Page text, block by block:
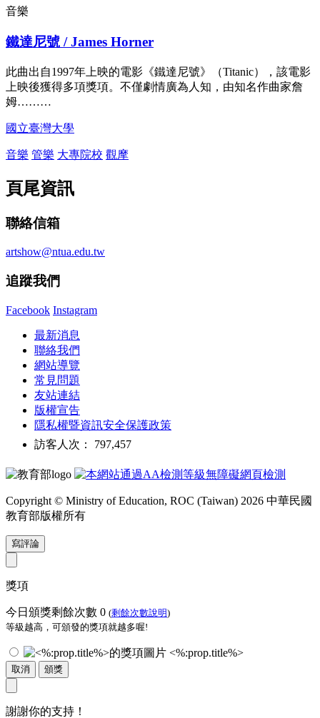
音樂
鐵達尼號 / James Horner
此曲出自1997年上映的電影《鐵達尼號》（Titanic），該電影
上映後獲得多項獎項。不僅劇情廣為人知，由知名作曲家詹
姆………
國立臺灣大學
音樂 管樂 大專院校 觀摩
頁尾資訊
聯絡信箱
artshow@ntua.edu.tw
追蹤我們
Facebook Instagram
最新消息
聯絡我們
網站導覽
常見問題
友站連結
版權宣告
隱私權暨資訊安全保護政策
訪客人次： 797,457
Copyright © Ministry of Education, ROC (Taiwan) 2026 中華民國
教育部版權所有
寫評論
獎項
今日頒獎剩餘次數 0 (剩餘次數說明)
等級越高，可頒發的獎項就越多喔!
<%:prop.title%>
取消 頒獎
謝謝你的支持！